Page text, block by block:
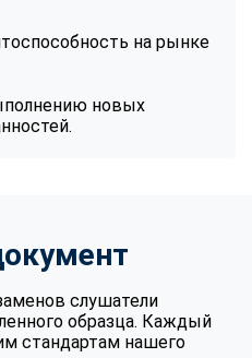
на рынке
новых
слушатели
образца. Каждый
стандартам нашего